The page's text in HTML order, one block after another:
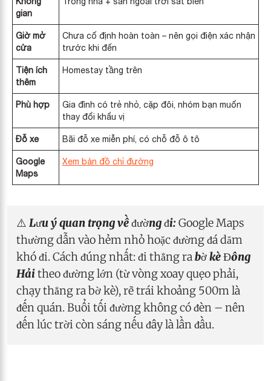
gian
Giờ mở
cửa
Chưa cố định hoàn toàn – nên gọi điện xác nhận
trước khi đến
Tiện ích
thêm
Homestay tầng trên
Phù hợp
Gia đình có trẻ nhỏ, cặp đôi, nhóm bạn muốn
thay đổi khẩu vị
Đỗ xe Bãi đỗ xe miễn phí, có chỗ đỗ ô tô
Google
Maps
Xem bản đồ chỉ đường
⚠️ Lưu ý quan trọng về đường đi:Google Maps
thường dẫn vào hẻm nhỏ hoặc đường đá dăm
khó đi. Cách đúng nhất: đi thẳng rabờ kè Đông
Hảitheo đường lớn (từ vòng xoay quẹo phải,
chạy thẳng ra bờ kè), rẽ trái khoảng 500m là
đến quán. Buổi tối đường không có đèn – nên
đến lúc trời còn sáng nếu đây là lần đầu.